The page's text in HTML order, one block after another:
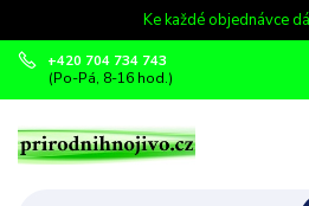
Ke každé objednávce
+420 704 734 743
(Po-Pá, 8-16 hod.)